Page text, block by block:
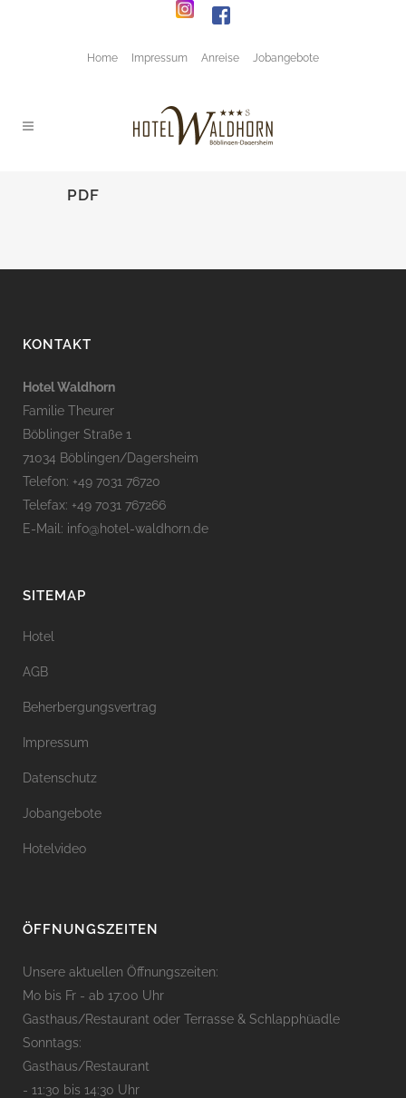
Home Impressum Anreise Jobangebote
PDF
KONTAKT
Hotel Waldhorn
Familie Theurer
Böblinger Straße 1
71034 Böblingen/Dagersheim
Telefon: +49 7031 76720
Telefax: +49 7031 767266
E-Mail: info@hotel-waldhorn.de
SITEMAP
Hotel
AGB
Beherbergungsvertrag
Impressum
Datenschutz
Jobangebote
Hotelvideo
ÖFFNUNGSZEITEN
Unsere aktuellen Öffnungszeiten:
Mo bis Fr - ab 17:00 Uhr
Gasthaus/Restaurant oder Terrasse & Schlapphüadle
Sonntags:
Gasthaus/Restaurant
- 11:30 bis 14:30 Uhr